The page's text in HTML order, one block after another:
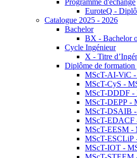
Programme d'échange
EuroteQ -
Catalogue 2025 - 2026
Bachelor
BX - Bachelor
Cycle Ingénieur
X - Titre
Diplôme de
MScT-AI-ViC -
MScT-CyS -
MScT-DDDF -
MScT-DEPP -
MScT-DSAIB -
MScT-EDACF
MScT-EESM -
MScT-ESCLiP
MScT-IOT -